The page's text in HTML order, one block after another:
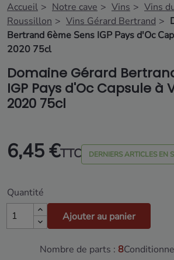
Accueil Notre cave Vins
Vins
Roussillon
Vins Gérard Bertrand
Bertrand 6ème Sens IGP Pays d'Oc
2020 75cl
Domaine Gérard
IGP Pays d'Oc Capsule à
2020 75cl
6,45 €TTC DERNIERS ARTICLES EN
Quantité
Ajouter au panier
Nombre de parts : 8